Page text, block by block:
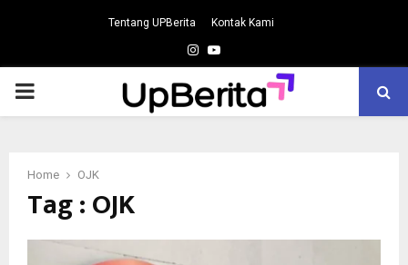
Tentang UPBerita Kontak Kami
Instagram
Youtube
PRIMARY
Home OJK
Tag : OJK